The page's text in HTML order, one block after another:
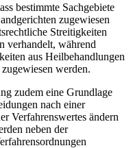
bestimmte Sachgebiete
zugewiesen
Streitigkeiten
verhandelt, während
aus Heilbehandlungen
werden.
zudem eine Grundlage
nach einer
Verfahrenswertes ändern
neben der